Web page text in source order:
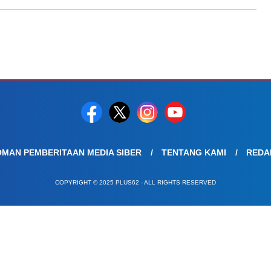
PEMBERITAAN MEDIA SIBER TENTANG KAMI
COPYRIGHT © 2025 PLUS62 - ALL RIGHTS RESERVED